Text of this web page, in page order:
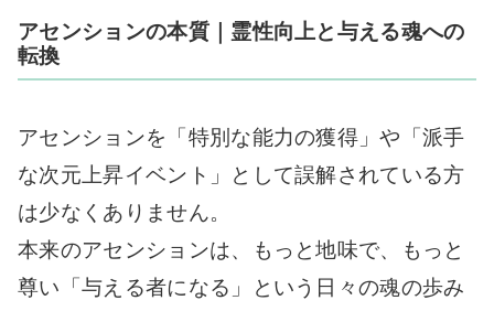
アセンションの本質｜霊性向上と与える魂への
転換
アセンションを「特別な能力の獲得」や「派手
な次元上昇イベント」として誤解されている方
は少なくありません。
本来のアセンションは、もっと地味で、もっと
尊い「与える者になる」という日々の魂の歩み